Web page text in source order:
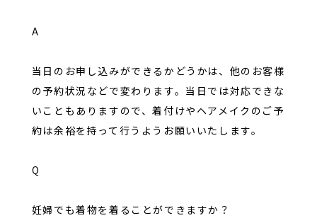
A
当日のお申し込みができるかどうかは、他のお客様
の予約状況などで変わります。当日では対応できな
いこともありますので、着付けやヘアメイクのご予
約は余裕を持って行うようお願いいたします。
Q
妊婦でも着物を着ることができますか？